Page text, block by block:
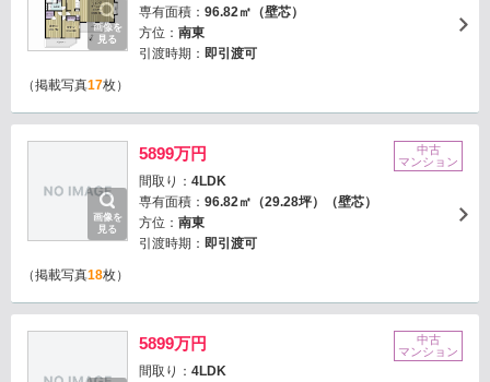
画像を
見る
専有面積： 96.82㎡（壁芯）
方位： 南東
引渡時期： 即引渡可
（掲載写真17枚）
画像を
見る
5899万円
間取り： 4LDK
専有面積： 96.82㎡（29.28坪）（壁芯）
方位： 南東
引渡時期： 即引渡可
中古
マンション
（掲載写真18枚）
5899万円
間取り： 4LDK
中古
マンション